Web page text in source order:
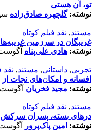
تو، آن هستی
نوشته:گلچهره صادق‌زاده
مستند, نقد فیلم کوتاه
غریبگان در سرزمین غریبه‌ها
نوشته: هادی علی‌پناه آگوست 20,
تجربی, داستانی, مستند, نقد
افسانه‌ و امکان‌های نجات از
نوشته: مجید فخریان آگوست 11, 2025
مستند, نقد فیلم کوتاه
درهای بسته، پسران
نوشته: امین پاک‌پرور آگوست 11,